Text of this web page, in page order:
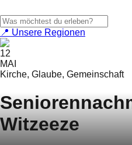
📍 Unsere Regionen
12
MAI
Kirche, Glaube, Gemeinschaft
Witzeeze